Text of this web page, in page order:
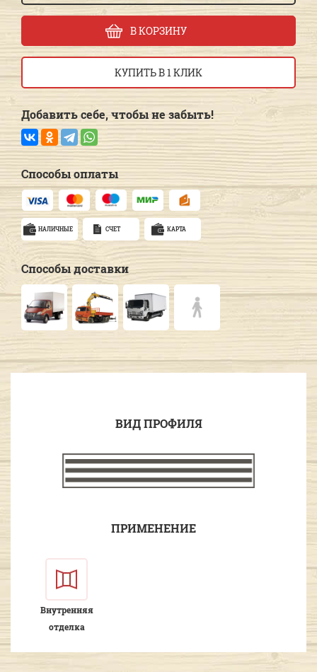
В КОРЗИНУ
КУПИТЬ В 1 КЛИК
Добавить себе, чтобы не забыть!
Способы оплаты
НАЛИЧНЫЕ СЧЕТ КАРТА
Способы доставки
ВИД ПРОФИЛЯ
ПРИМЕНЕНИЕ
Внутренняя
отделка